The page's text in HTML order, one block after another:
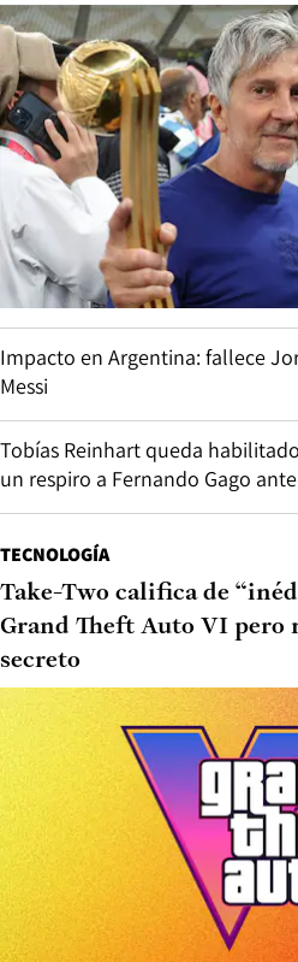
Impacto en Argentina: fallece
Messi
Tobías Reinhart queda
un respiro a Fernando Gago
TECNOLOGÍA
Take-Two califica de
Grand Theft Auto VI pero
secreto